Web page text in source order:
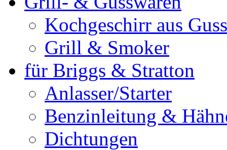
Kochgeschirr aus
Grill & Smoker
für Briggs & Stratton
Anlasser/Starter
Benzinleitung &
Dichtungen